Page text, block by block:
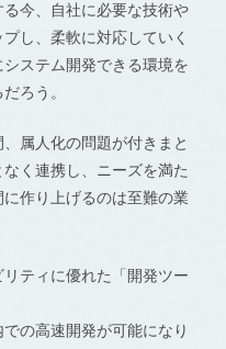
今、自社に必要な技術や
し、柔軟に対応していく
ステム開発できる環境を
ろう。
属人化の問題が付きまと
く連携し、ニーズを満た
作り上げるのは至難の業
ティに優れた「開発ツー
の高速開発が可能になり